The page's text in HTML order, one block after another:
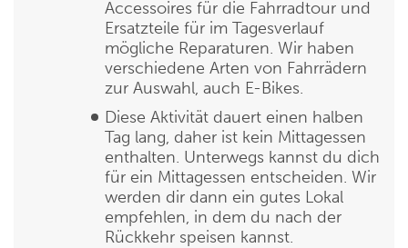
Accessoires für die Fahrradtour und
Ersatzteile für im Tagesverlauf
mögliche Reparaturen. Wir haben
verschiedene Arten von Fahrrädern
zur Auswahl, auch E-Bikes.
Diese Aktivität dauert einen halben
Tag lang, daher ist kein Mittagessen
enthalten. Unterwegs kannst du dich
für ein Mittagessen entscheiden. Wir
werden dir dann ein gutes Lokal
empfehlen, in dem du nach der
Rückkehr speisen kannst.